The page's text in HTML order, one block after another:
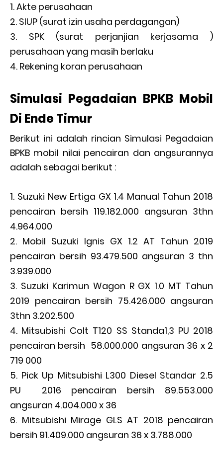
Akte perusahaan
SIUP (surat izin usaha perdagangan)
SPK (surat perjanjian kerjasama )
perusahaan yang masih berlaku
Rekening koran perusahaan
Simulasi Pegadaian BPKB Mobil
Di Ende Timur
Berikut ini adalah rincian Simulasi Pegadaian
BPKB mobil nilai pencairan dan angsurannya
adalah sebagai berikut :
Suzuki New Ertiga GX 1.4 Manual Tahun 2018
pencairan bersih 119.182.000 angsuran 3thn
4.964.000
Mobil Suzuki Ignis GX 1.2 AT Tahun 2019
pencairan bersih 93.479.500 angsuran 3 thn
3.939.000
Suzuki Karimun Wagon R GX 1.0 MT Tahun
2019 pencairan bersih 75.426.000 angsuran
3thn 3.202.500
Mitsubishi Colt T120 SS Standa1,3 PU 2018
pencairan bersih 58.000.000 angsuran 36 x 2
719 000
Pick Up Mitsubishi L300 Diesel Standar 2.5
PU 2016 pencairan bersih 89.553.000
angsuran 4.004.000 x 36
Mitsubishi Mirage GLS AT 2018 pencairan
bersih 91.409.000 angsuran 36 x 3.788.000